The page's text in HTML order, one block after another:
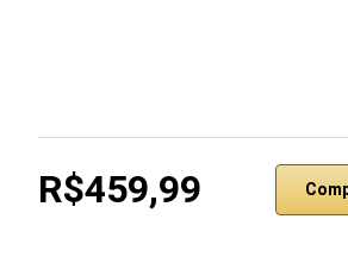
R$459,99